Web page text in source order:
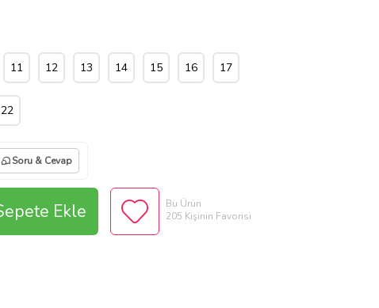
11 12 13 14 15 16 17
22
Soru & Cevap
Ekle
Bu Ürün
205 Kişinin Favorisi